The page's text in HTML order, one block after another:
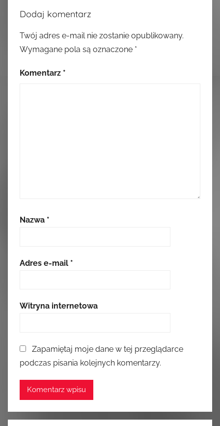
Dodaj komentarz
Twój adres e-mail nie zostanie opublikowany.
Wymagane pola są oznaczone *
Komentarz *
Nazwa *
Adres e-mail *
Witryna internetowa
Zapamiętaj moje dane w tej przeglądarce
podczas pisania kolejnych komentarzy.